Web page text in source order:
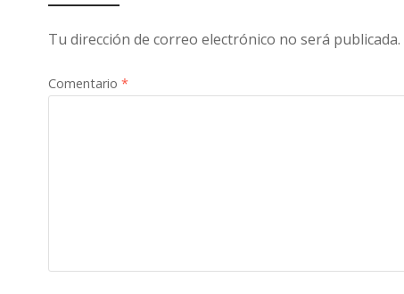
Tu dirección de correo electrónico no será publicada.
Comentario *